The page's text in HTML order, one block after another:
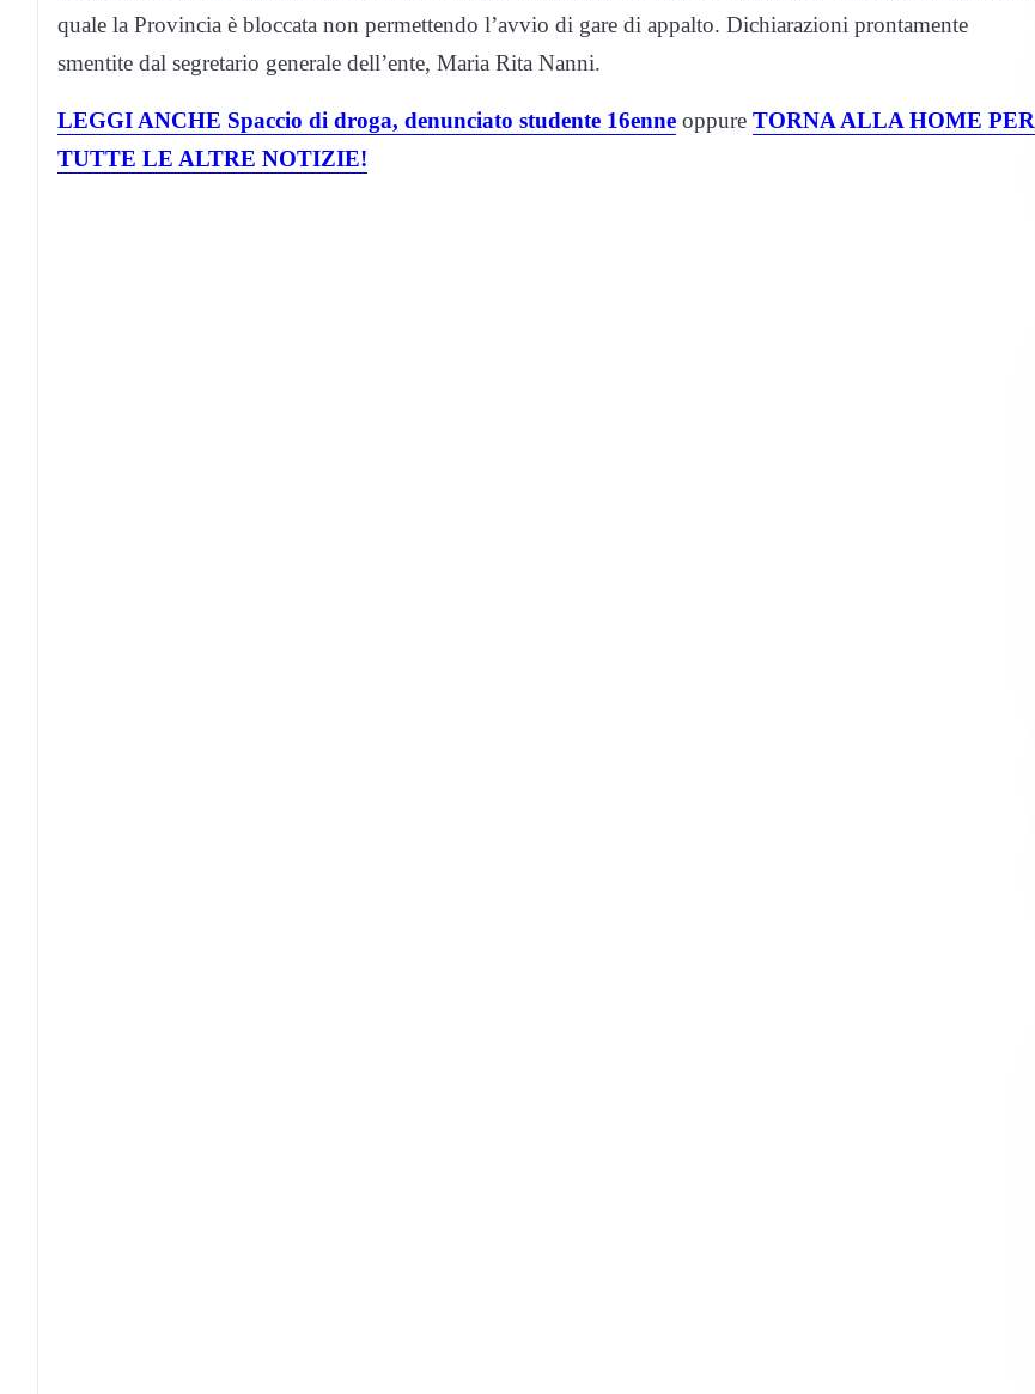
quale la Provincia è bloccata non permettendo l’avvio di gare di appalto. Dichiarazioni prontamente
smentite dal segretario generale dell’ente, Maria Rita Nanni.
LEGGI ANCHE Spaccio di droga, denunciato studente 16enne oppure TORNA ALLA HOME PER
TUTTE LE ALTRE NOTIZIE!